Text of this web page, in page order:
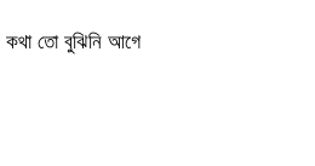
কথা তো বুঝিনি আগে